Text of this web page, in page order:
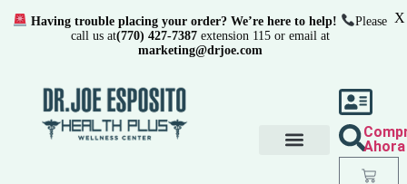
Ahora
Having trouble placing your order? We’re here to help!
Please
call us at(770) 427-7387extension 115 or email at
marketing@drjoe.com
X